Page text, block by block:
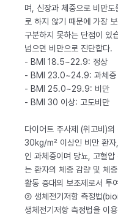
며, 신장과 체중으로 비만
로 하지 않기 때문에 가장
구분하지 못하는 단점이 있
넘으면 비만으로 진단합다.
- BMI 18.5~22.9: 정상
- BMI 23.0~24.9: 과체중
- BMI 25.0~29.9: 비만
- BMI 30 이상: 고도비만
다이어트 주사제 (위고비)
30kg/m² 이상인 비만 환
인 과체중이며 당뇨, 고혈
는 환자의 체중 감량 및 체
활동 증대의 보조제로서 투
② 생체전기저항 측정법
생체전기저항 측정법을 이